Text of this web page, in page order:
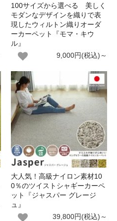
100サイズから選べる 美しく
モダンなデザインを織りで表
現したウィルトン織りオーダ
ーカーペット『モマ・キウ
ル』
9,000円(税込)～
大人気！高級ナイロン素材10
0％のツイストシャギーカーペ
ット『ジャスパー グレージ
ュ』
39,800円(税込)～